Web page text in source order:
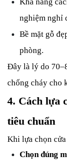
Khả năng
nghiệm nghỉ
Bề mặt gỗ
phòng.
Đây là lý do
chống cháy cho
4. Cách lựa
tiêu chuẩn
Khi lựa chọn
Chọn đúng